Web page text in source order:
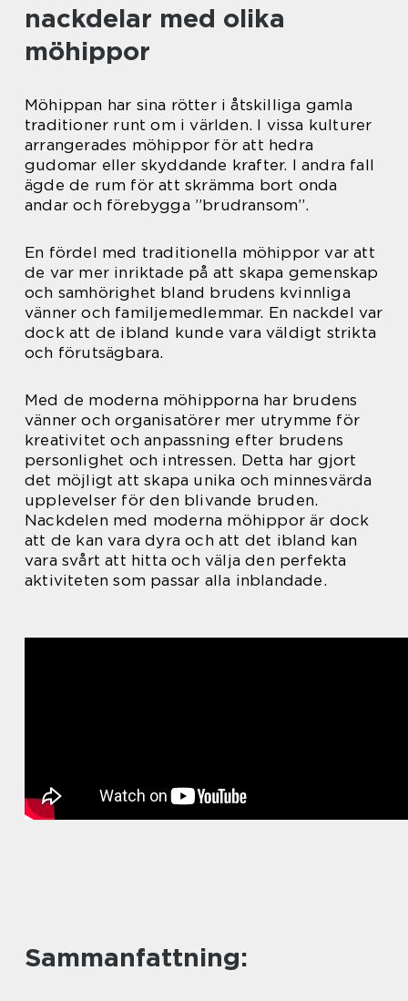
nackdelar med olika
möhippor
Möhippan har sina rötter i åtskilliga gamla
traditioner runt om i världen. I vissa kulturer
arrangerades möhippor för att hedra
gudomar eller skyddande krafter. I andra fall
ägde de rum för att skrämma bort onda
andar och förebygga ”brudransom”.
En fördel med traditionella möhippor var att
de var mer inriktade på att skapa gemenskap
och samhörighet bland brudens kvinnliga
vänner och familjemedlemmar. En nackdel var
dock att de ibland kunde vara väldigt strikta
och förutsägbara.
Med de moderna möhipporna har brudens
vänner och organisatörer mer utrymme för
kreativitet och anpassning efter brudens
personlighet och intressen. Detta har gjort
det möjligt att skapa unika och minnesvärda
upplevelser för den blivande bruden.
Nackdelen med moderna möhippor är dock
att de kan vara dyra och att det ibland kan
vara svårt att hitta och välja den perfekta
aktiviteten som passar alla inblandade.
Sammanfattning: